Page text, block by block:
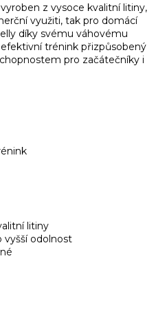
z vysoce kvalitní litiny,
využiti, tak pro domácí
díky svému váhovému
efektivní trénink přizpůsobený
pro začátečníky i
litiny
vyšší odolnost